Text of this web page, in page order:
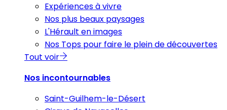
Expériences à vivre
Nos plus beaux paysages
L'Hérault en images
Nos Tops pour faire le plein de découvertes
Tout voir
Nos incontournables
Saint-Guilhem-le-Désert